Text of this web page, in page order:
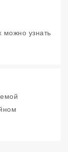
можно узнать